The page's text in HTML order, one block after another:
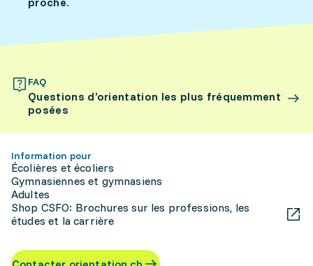
FAQ
Questions d’orientation les plus fréquemment
posées
Information pour
Écolières et écoliers
Gymnasiennes et gymnasiens
Adultes
Shop CSFO: Brochures sur les professions, les
études et la carrière